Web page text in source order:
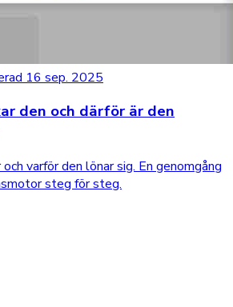
16 sep. 2025
den och därför är den
varför den lönar sig. En genomgång
steg för steg.